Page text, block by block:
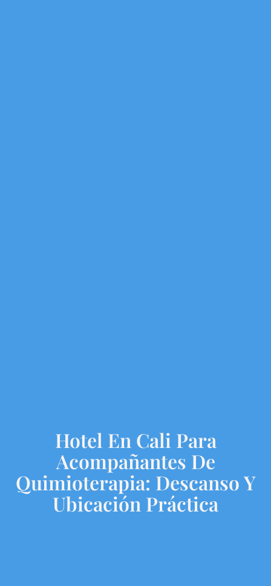
Hotel En Cali Para
Acompañantes De
Quimioterapia: Descanso Y
Ubicación Práctica